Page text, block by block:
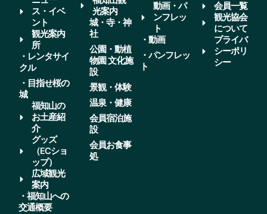
ス・イベ
ント
観光案内
所
・レンタサイ
クル
・目指せ桜の
城
福知山の
お土産紹
介
グッズ
（ECショ
ップ）
広域観光
案内
・福知山への
交通概要
光案内
城・寺・神
社
公園・動植
物園 文化施
設
景観・体験
温泉・健康
会員宿泊施
設
会員お食事
処
動画・パ
ンフレッ
ト
・動画
・パンフレッ
ト
会員一覧
観光協会
について
プライバ
シーポリ
シー